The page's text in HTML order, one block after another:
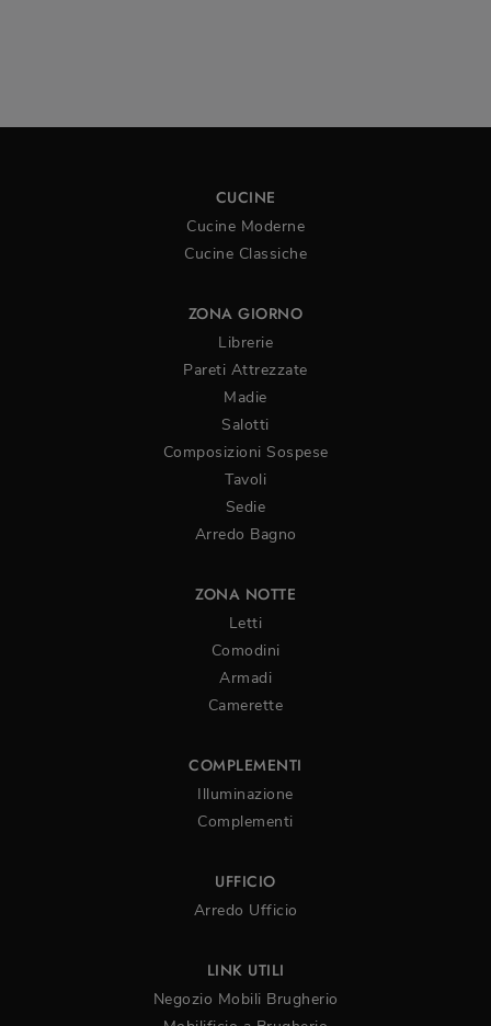
CUCINE
Cucine Moderne
Cucine Classiche
ZONA GIORNO
Librerie
Pareti Attrezzate
Madie
Salotti
Composizioni Sospese
Tavoli
Sedie
Arredo Bagno
ZONA NOTTE
Letti
Comodini
Armadi
Camerette
COMPLEMENTI
Illuminazione
Complementi
UFFICIO
Arredo Ufficio
LINK UTILI
Negozio Mobili Brugherio